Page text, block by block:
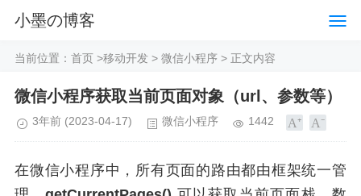
小墨の博客
当前位置： 首页 >移动开发 > 微信小程序 > 正文内容
微信小程序获取当前页面对象（url、参数等）
3年前 (2023-04-17) 微信小程序 1442
在微信小程序中，所有页面的路由都由框架统一管